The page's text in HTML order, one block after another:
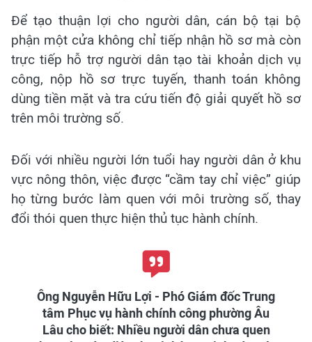
Để tạo thuận lợi cho người dân, cán bộ tại bộ
phận một cửa không chỉ tiếp nhận hồ sơ mà còn
trực tiếp hỗ trợ người dân tạo tài khoản dịch vụ
công, nộp hồ sơ trực tuyến, thanh toán không
dùng tiền mặt và tra cứu tiến độ giải quyết hồ sơ
trên môi trường số.
Đối với nhiều người lớn tuổi hay người dân ở khu
vực nông thôn, việc được “cầm tay chỉ việc” giúp
họ từng bước làm quen với môi trường số, thay
đổi thói quen thực hiện thủ tục hành chính.
Ông Nguyễn Hữu Lợi - Phó Giám đốc Trung
tâm Phục vụ hành chính công phường Âu
Lâu cho biết: Nhiều người dân chưa quen